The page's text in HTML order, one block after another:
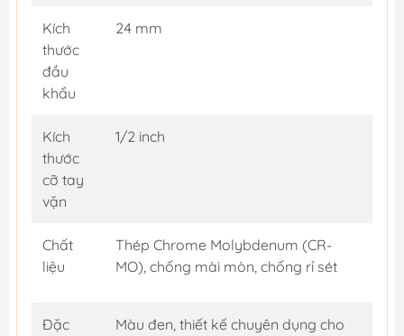
Kích
thước
đầu
khẩu
24 mm
Kích
thước
cỡ tay
vặn
1/2 inch
Chất
liệu
Thép Chrome Molybdenum (CR-
MO), chống mài mòn, chống rỉ sét
Đặc
Màu đen, thiết kế chuyên dụng cho